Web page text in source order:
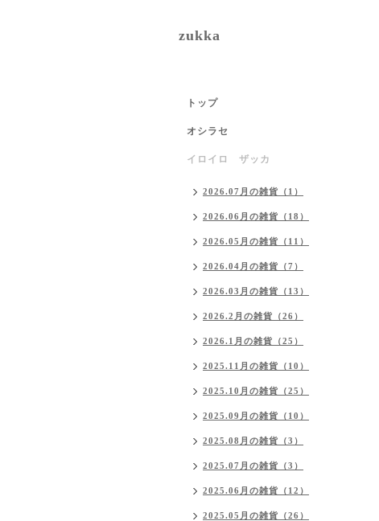
zukka
トップ
オシラセ
イロイロ ザッカ
2026.07月の雑貨（1）
2026.06月の雑貨（18）
2026.05月の雑貨（11）
2026.04月の雑貨（7）
2026.03月の雑貨（13）
2026.2月の雑貨（26）
2026.1月の雑貨（25）
2025.11月の雑貨（10）
2025.10月の雑貨（25）
2025.09月の雑貨（10）
2025.08月の雑貨（3）
2025.07月の雑貨（3）
2025.06月の雑貨（12）
2025.05月の雑貨（26）